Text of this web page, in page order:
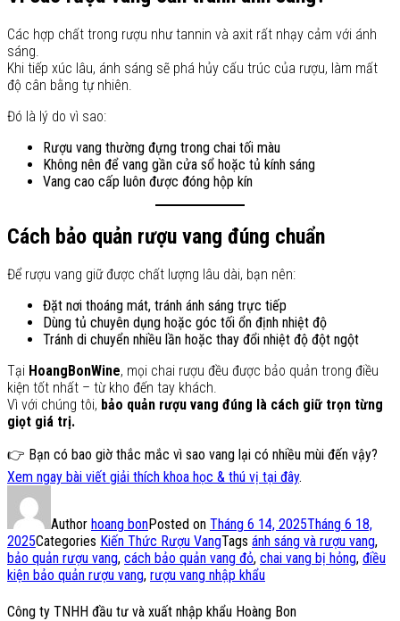
Các hợp chất trong rượu như tannin và axit rất nhạy cảm với ánh
sáng.
Khi tiếp xúc lâu, ánh sáng sẽ phá hủy cấu trúc của rượu, làm mất
độ cân bằng tự nhiên.
Đó là lý do vì sao:
Rượu vang thường đựng trong chai tối màu
Không nên để vang gần cửa sổ hoặc tủ kính sáng
Vang cao cấp luôn được đóng hộp kín
Cách bảo quản rượu vang đúng chuẩn
Để rượu vang giữ được chất lượng lâu dài, bạn nên:
Đặt nơi thoáng mát, tránh ánh sáng trực tiếp
Dùng tủ chuyên dụng hoặc góc tối ổn định nhiệt độ
Tránh di chuyển nhiều lần hoặc thay đổi nhiệt độ đột ngột
Tại HoangBonWine, mọi chai rượu đều được bảo quản trong điều
kiện tốt nhất – từ kho đến tay khách.
Vì với chúng tôi, bảo quản rượu vang đúng là cách giữ trọn từng
giọt giá trị.
👉 Bạn có bao giờ thắc mắc vì sao vang lại có nhiều mùi đến vậy?
Xem ngay bài viết giải thích khoa học & thú vị tại đây.
Author hoang bonPosted on Tháng 6 14, 2025Tháng 6 18,
2025Categories Kiến Thức Rượu VangTags ánh sáng và rượu vang,
bảo quản rượu vang, cách bảo quản vang đỏ, chai vang bị hỏng, điều
kiện bảo quản rượu vang, rượu vang nhập khẩu
Công ty TNHH đầu tư và xuất nhập khẩu Hoàng Bon